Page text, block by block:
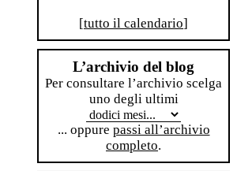
[tutto il calendario]
L’archivio del blog
Per consultare l’archivio scelga
uno degli ultimi
... oppure passi all’archivio
completo.